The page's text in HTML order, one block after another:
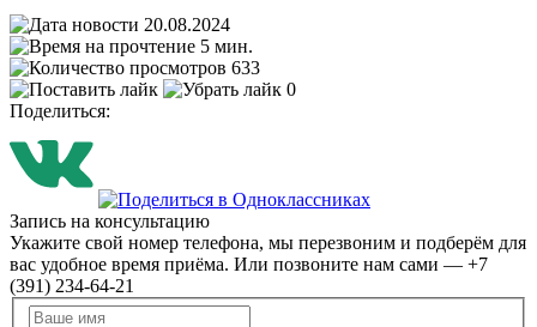
20.08.2024
5 мин.
633
0
Поделиться:
Запись на консультацию
Укажите свой номер телефона, мы перезвоним и подберём для
вас удобное время приёма. Или позвоните нам сами — +7
(391) 234-64-21